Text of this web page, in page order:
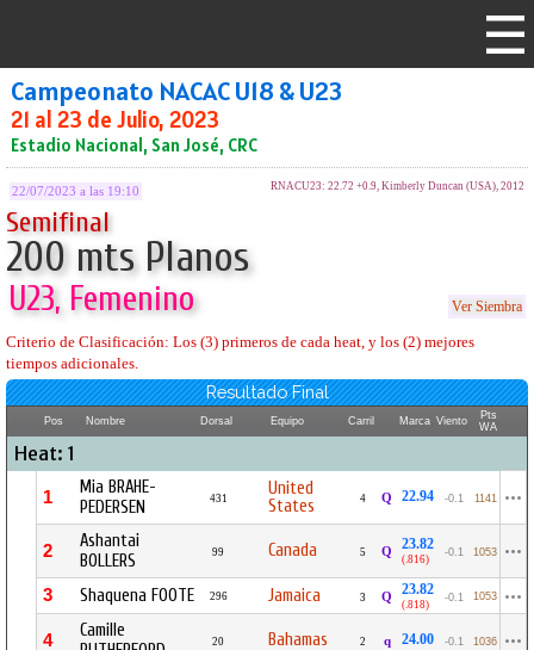
Campeonato NACAC U18 & U23
21 al 23 de Julio, 2023
Estadio Nacional, San José, CRC
22/07/2023 a las 19:10 RNACU23: 22.72 +0.9, Kimberly Duncan (USA), 2012
Semifinal
200 mts Planos
U23, Femenino Ver Siembra
Criterio de Clasificación: Los (3) primeros de cada heat, y los (2) mejores
tiempos adicionales.
Resultado Final
Pos Nombre Dorsal Equipo Carril Marca Viento
Pts
WA
Heat: 1
1
Mia BRAHE-
PEDERSEN
431
United
States
4 Q 22.94 -0.1 1141
2
Ashantai
BOLLERS
99 Canada 5 Q 23.82
(.816)
-0.1 1053
3 Shaquena FOOTE 296 Jamaica 3 Q 23.82
(.818)
-0.1 1053
4
Camille
20 Bahamas 2 q 24.00 -0.1 1036